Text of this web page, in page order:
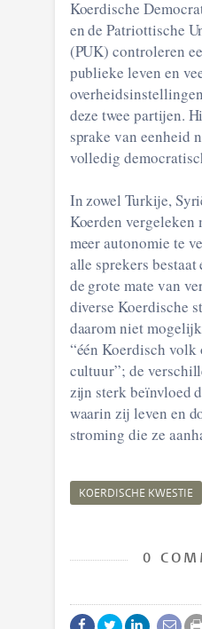
Koerdische
en de Patriottische
(PUK) controleren
publieke leven en
deze twee partijen.
sprake van eenheid
volledig
In zowel Turkije,
Koerden vergeleken
meer autonomie te
alle sprekers bestaat
de grote mate van
diverse Koerdische
daarom niet
“één Koerdisch volk
cultuur”; de
zijn sterk beïnvloed
waarin zij leven en
stroming die ze
KOERDISCHE KWESTIE
0